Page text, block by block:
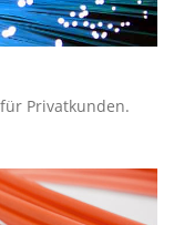
Privatkunden.